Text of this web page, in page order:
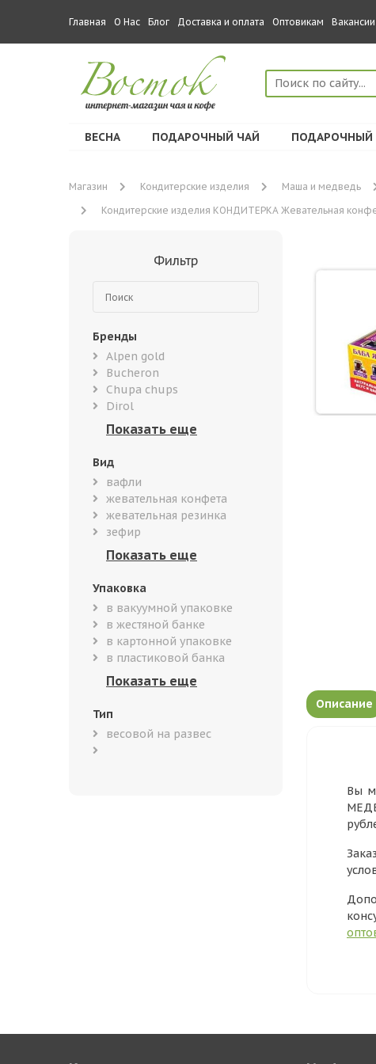
Главная О Нас Блог Доставка и оплата Оптовикам Вакансии
ВЕСНА ПОДАРОЧНЫЙ ЧАЙ ПОДАРОЧНЫЙ
Магазин Кондитерские изделия Маша и медведь
Кондитерские изделия КОНДИТЕРКА Жевательная
Фильтр
Бренды
Alpen gold
Bucheron
Chupa chups
Dirol
Вид
вафли
жевательная конфета
жевательная резинка
зефир
Упаковка
в вакуумной упаковке
в жестяной банке
в картонной упаковке
в пластиковой банка
Тип
весовой на развес
Описание
Вы